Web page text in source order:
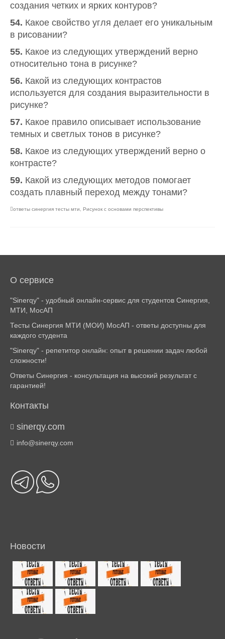
создания четких и ярких контуров?
54. Какое свойство угля делает его уникальным
в рисовании?
55. Какое из следующих утверждений верно
относительно тона в рисунке?
56. Какой из следующих контрастов
используется для создания выразительности в
рисунке?
57. Какое правило описывает использование
темных и светлых тонов в рисунке?
58. Какое из следующих утверждений верно о
контрасте?
59. Какой из следующих методов помогает
создать плавный переход между тонами?
ответы синергия тесты мти Рисунок с основами перспективы
О сервисе
"Sinerqy" - удобный онлайн-сервис для студентов Синергия,
МТИ, МосАП
Тесты Синергия МТИ (МОИ) МосАП - ответы доступны для
каждого студента
"Sinerqy" - репетитор онлайн: опыт в решении задач любой
сложности!
Ответы Синергия - консультация на высокий результат с
гарантией!
Контакты
sinerqy.com
info@sinerqy.com
Новости